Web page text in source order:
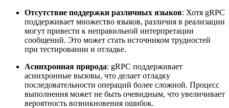
Отсутствие поддержки различных языков: Хотя gRPC
поддерживает множество языков, различия в реализации
могут привести к неправильной интерпретации
сообщений. Это может стать источником трудностей
при тестировании и отладке.
Асинхронная природа: gRPC поддерживает
асинхронные вызовы, что делает отладку
последовательности операций более сложной. Процесс
выполнения может не быть очевидным, что увеличивает
вероятность возникновения ошибок.